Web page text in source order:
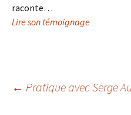
raconte…
Lire son témoignage
← Pratique avec Serge